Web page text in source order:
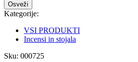
Kategorije:
VSI PRODUKTI
Incensi in stojala
Sku: 000725